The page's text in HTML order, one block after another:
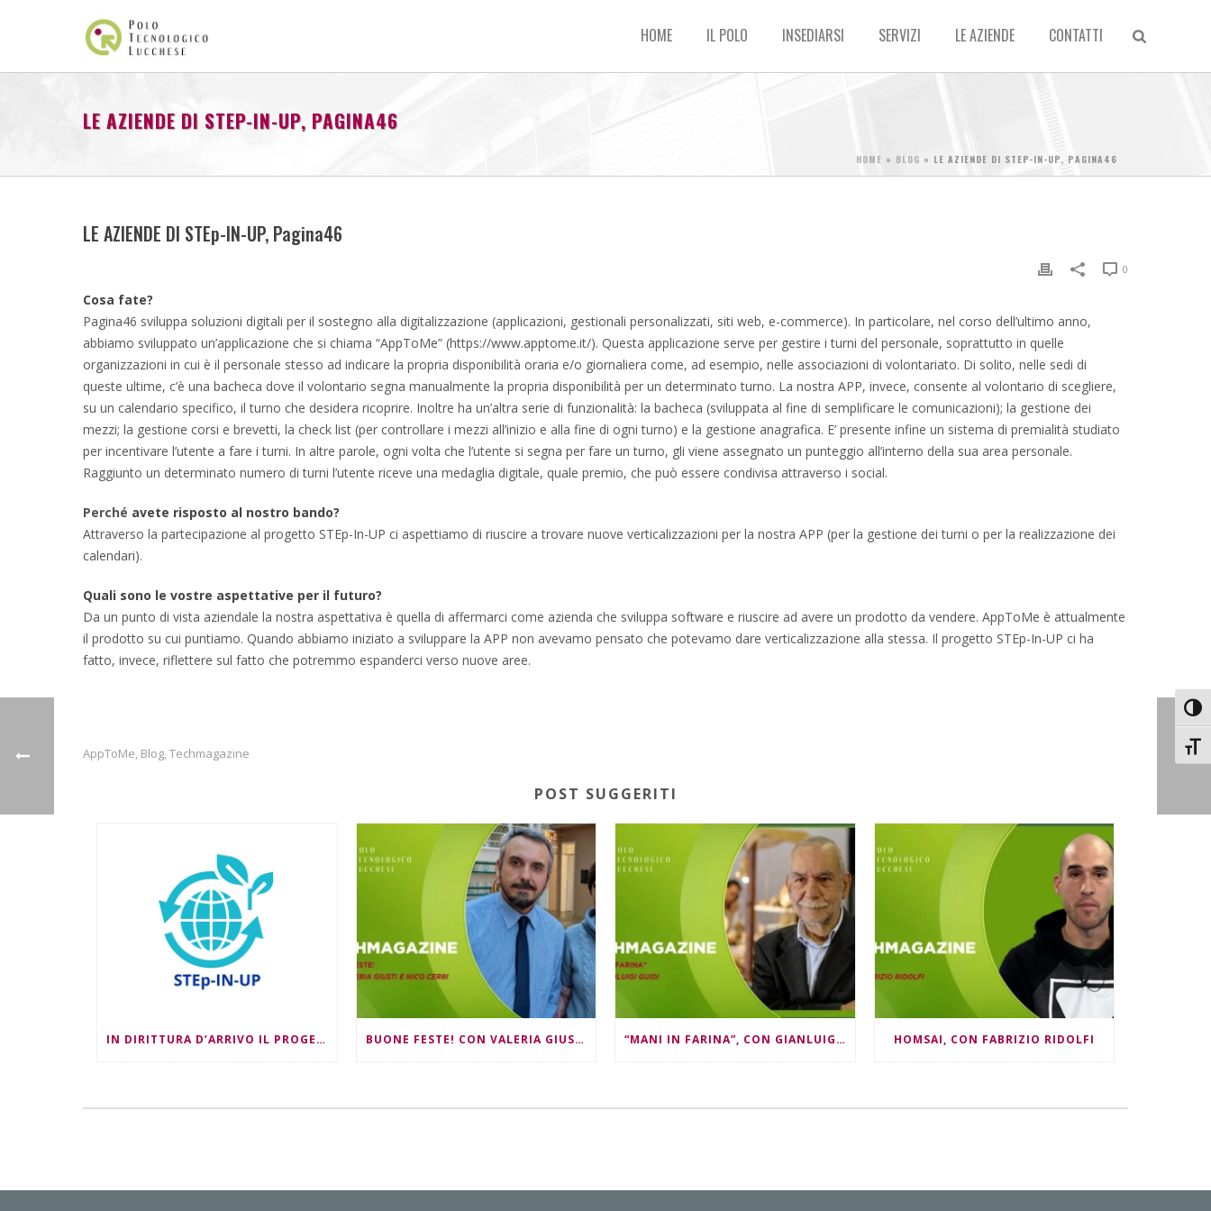
HOME IL POLO INSEDIARSI SERVIZI LE AZIENDE CONTATTI
LE AZIENDE DI STEP-IN-UP, PAGINA46
HOME » BLOG » LE AZIENDE DI STEP-IN-UP, PAGINA46
LE AZIENDE DI STEp-IN-UP, Pagina46
0
Cosa fate?
Pagina46 sviluppa soluzioni digitali per il sostegno alla digitalizzazione (applicazioni, gestionali personalizzati, siti web, e-commerce). In particolare, nel corso dell’ultimo anno,
abbiamo sviluppato un’applicazione che si chiama “AppToMe” (https://www.apptome.it/). Questa applicazione serve per gestire i turni del personale, soprattutto in quelle
organizzazioni in cui è il personale stesso ad indicare la propria disponibilità oraria e/o giornaliera come, ad esempio, nelle associazioni di volontariato. Di solito, nelle sedi di
queste ultime, c’è una bacheca dove il volontario segna manualmente la propria disponibilità per un determinato turno. La nostra APP, invece, consente al volontario di scegliere,
su un calendario specifico, il turno che desidera ricoprire. Inoltre ha un’altra serie di funzionalità: la bacheca (sviluppata al fine di semplificare le comunicazioni); la gestione dei
mezzi; la gestione corsi e brevetti, la check list (per controllare i mezzi all’inizio e alla fine di ogni turno) e la gestione anagrafica. E’ presente infine un sistema di premialità studiato
per incentivare l’utente a fare i turni. In altre parole, ogni volta che l’utente si segna per fare un turno, gli viene assegnato un punteggio all’interno della sua area personale.
Raggiunto un determinato numero di turni l’utente riceve una medaglia digitale, quale premio, che può essere condivisa attraverso i social.
Perché avete risposto al nostro bando?
Attraverso la partecipazione al progetto STEp-In-UP ci aspettiamo di riuscire a trovare nuove verticalizzazioni per la nostra APP (per la gestione dei turni o per la realizzazione dei
calendari).
Quali sono le vostre aspettative per il futuro?
Da un punto di vista aziendale la nostra aspettativa è quella di affermarci come azienda che sviluppa software e riuscire ad avere un prodotto da vendere. AppToMe è attualmente
il prodotto su cui puntiamo. Quando abbiamo iniziato a sviluppare la APP non avevamo pensato che potevamo dare verticalizzazione alla stessa. Il progetto STEp-In-UP ci ha
fatto, invece, riflettere sul fatto che potremmo espanderci verso nuove aree.
AppToMe, Blog, Techmagazine
POST SUGGERITI
IN DIRITTURA D’ARRIVO IL PROGETTO STEP-IN-UP! BUONE FESTE! CON VALERIA GIUSTI E NICO CERRI “MANI IN FARINA”, CON GIANLUIGI GUIDI HOMSAI, CON FABRIZIO RIDOLFI